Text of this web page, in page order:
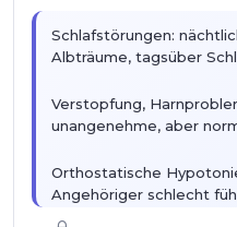
Schlafstörungen:
Albträume, tagsüber
Verstopfung,
unangenehme, aber
Orthostatische
Angehöriger schlecht